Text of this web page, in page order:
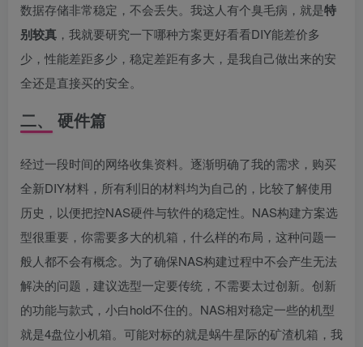
数据存储非常稳定，不会丢失。我这人有个臭毛病，就是特
别较真 ，我就要研究一下哪种方案更好看看DIY能差价多
少，性能差距多少，稳定差距有多大，是我自己做出来的安
全还是直接买的安全。
二、 硬件篇
经过一段时间的网络收集资料。逐渐明确了我的需求，购买
全新DIY材料，所有利旧的材料均为自己的，比较了解使用
历史，以便把控NAS硬件与软件的稳定性。NAS构建方案选
型很重要，你需要多大的机箱，什么样的布局，这种问题一
般人都不会有概念。为了确保NAS构建过程中不会产生无法
解决的问题，建议选型一定要传统，不需要太过创新。创新
的功能与款式，小白hold不住的。NAS相对稳定一些的机型
就是4盘位小机箱。可能对标的就是蜗牛星际的矿渣机箱，我